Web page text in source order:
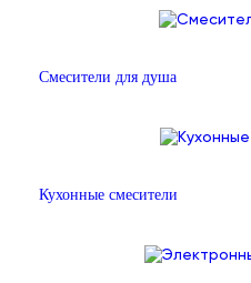
Смесители для душа
Кухонные смесители